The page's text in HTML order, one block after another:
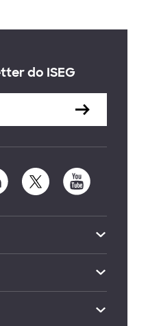
do ISEG